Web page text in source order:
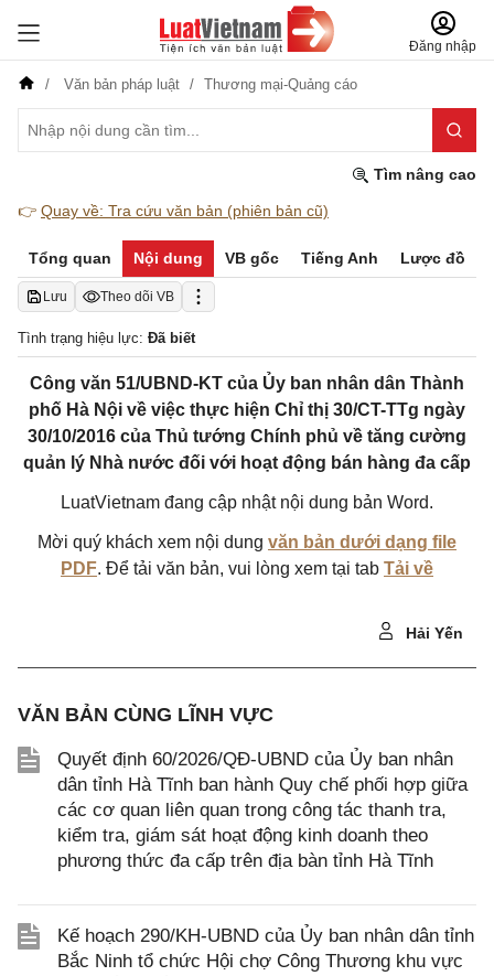
Đăng nhập
Văn bản pháp luật Thương mại-Quảng cáo
Tìm nâng cao
👉 Quay về: Tra cứu văn bản (phiên bản cũ)
Tổng quan Nội dung VB gốc Tiếng Anh Lược đồ
Lưu Theo dõi VB
Tình trạng hiệu lực: Đã biết
Công văn 51/UBND-KT của Ủy ban nhân dân Thành
phố Hà Nội về việc thực hiện Chỉ thị 30/CT-TTg ngày
30/10/2016 của Thủ tướng Chính phủ về tăng cường
quản lý Nhà nước đối với hoạt động bán hàng đa cấp
LuatVietnam đang cập nhật nội dung bản Word.
Mời quý khách xem nội dung văn bản dưới dạng file
PDF. Để tải văn bản, vui lòng xem tại tab Tải về
Hải Yến
VĂN BẢN CÙNG LĨNH VỰC
Quyết định 60/2026/QĐ-UBND của Ủy ban nhân
dân tỉnh Hà Tĩnh ban hành Quy chế phối hợp giữa
các cơ quan liên quan trong công tác thanh tra,
kiểm tra, giám sát hoạt động kinh doanh theo
phương thức đa cấp trên địa bàn tỉnh Hà Tĩnh
Kế hoạch 290/KH-UBND của Ủy ban nhân dân tỉnh
Bắc Ninh tổ chức Hội chợ Công Thương khu vực